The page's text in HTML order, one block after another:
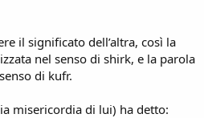
il significato dell’altra, così la
nel senso di shirk, e la parola
di kufr.
misericordia di lui) ha detto: